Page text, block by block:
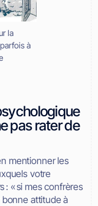
la
à
pas rater de
mentionner les
votre
: « si mes confrères
bonne attitude à